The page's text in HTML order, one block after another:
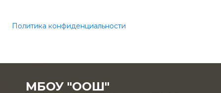
Политика конфиденциальности
МБОУ "ООШ"